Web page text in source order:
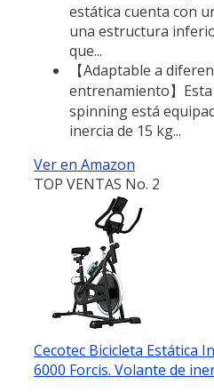
estática cuenta con
una estructura
que...
【Adaptable a
entrenamiento】
spinning está
inercia de 15 kg...
Ver en Amazon
TOP VENTAS No. 2
Cecotec Bicicleta Estática
6000 Forcis. Volante de